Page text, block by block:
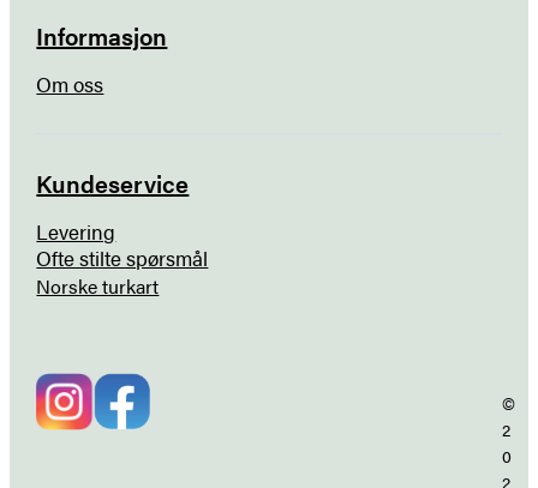
Informasjon
Om oss
Kundeservice
Levering
Ofte stilte spørsmål
Norske turkart
©
2
0
2